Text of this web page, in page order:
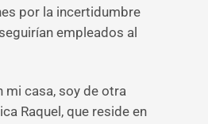
por la incertidumbre
empleados al
mi casa, soy de otra
Raquel, que reside en